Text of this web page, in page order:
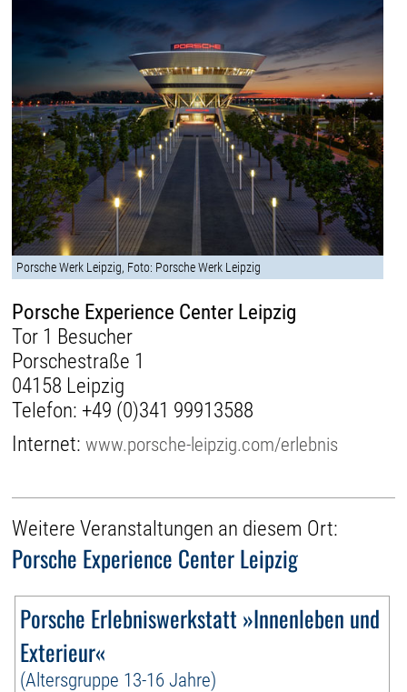
Porsche Werk Leipzig, Foto: Porsche Werk Leipzig
Porsche Experience Center Leipzig
Tor 1 Besucher
Porschestraße 1
04158 Leipzig
Telefon: +49 (0)341 99913588
Internet:www.porsche-leipzig.com/erlebnis
Weitere Veranstaltungen an diesem Ort:
Porsche Experience Center Leipzig
Porsche Erlebniswerkstatt »Innenleben und
Exterieur«
(Altersgruppe 13-16 Jahre)